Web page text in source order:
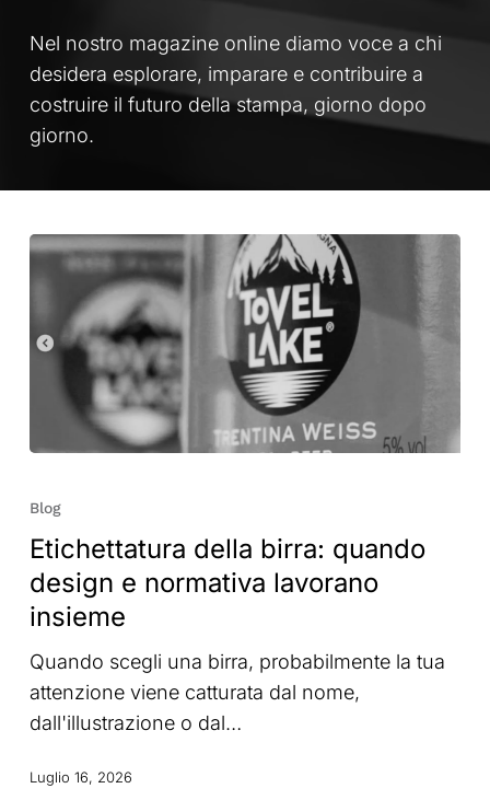
Nel nostro magazine online diamo voce a chi
desidera esplorare, imparare e contribuire a
costruire il futuro della stampa, giorno dopo
giorno.
della
quando
design
e
normativa
lavorano
insieme
Blog
Etichettatura della birra: quando
design e normativa lavorano
insieme
Quando scegli una birra, probabilmente la tua
attenzione viene catturata dal nome,
dall'illustrazione o dal…
Luglio 16, 2026